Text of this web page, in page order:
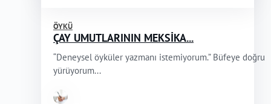
ÖYKÜ
ÇAY UMUTLARININ MEKSİKA...
“Deneysel öyküler yazmanı istemiyorum.” Büfeye doğru
yürüyorum...